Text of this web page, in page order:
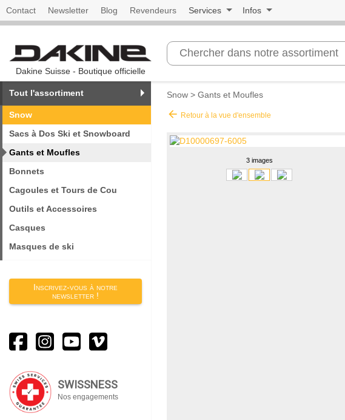
Contact Newsletter Blog Revendeurs Services Infos
Dakine Suisse - Boutique officielle
Tout l'assortiment
Snow
Sacs à Dos Ski et Snowboard
Gants et Moufles
Bonnets
Cagoules et Tours de Cou
Outils et Accessoires
Casques
Masques de ski
Inscrivez-vous à notre
newsletter !
SWISSNESS
Nos engagements
Snow > Gants et Moufles
arrow_back Retour à la vue d'ensemble
3 images